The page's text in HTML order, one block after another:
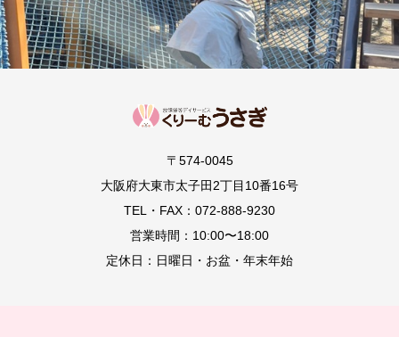
〒574-0045
大阪府大東市太子田2丁目10番16号
TEL・FAX：072-888-9230
営業時間：10:00〜18:00
定休日：日曜日・お盆・年末年始